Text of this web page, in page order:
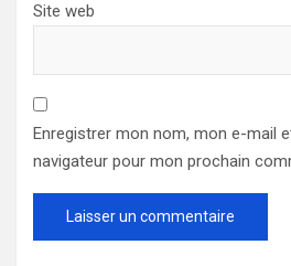
Site web
Enregistrer mon nom, mon e-mail
navigateur pour mon prochain